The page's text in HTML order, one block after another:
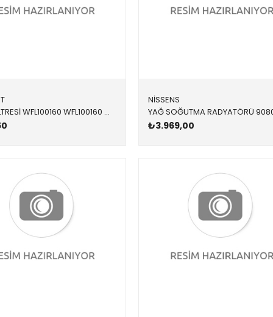
YAKIT FİLTRESİ WFL100160 WFL100160 WFL100160 FREELANDER 1 1.8 1996-2001
NİSSENS
₺3.969,00